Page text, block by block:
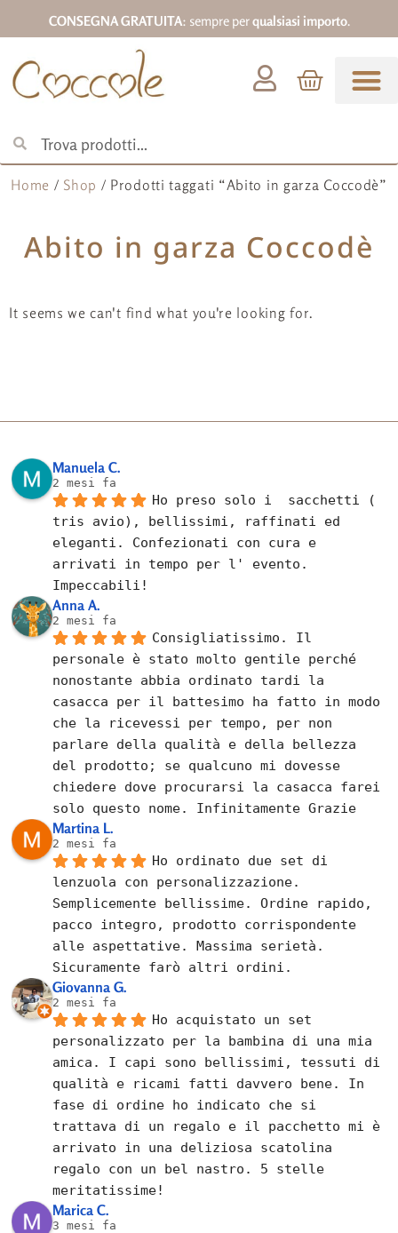
CONSEGNA GRATUITA: sempre perqualsiasi importo.
Home / Shop / Prodotti taggati “Abito in garza Coccodè”
Abito in garza Coccodè
It seems we can't find what you're looking for.
Manuela C.
2 mesi fa
Ho preso solo i  sacchetti (
tris avio), bellissimi, raffinati ed
eleganti. Confezionati con cura e
arrivati in tempo per l' evento.
Impeccabili!
Anna A.
2 mesi fa
Consigliatissimo. Il
personale è stato molto gentile perché
nonostante abbia ordinato tardi la
casacca per il battesimo ha fatto in modo
che la ricevessi per tempo, per non
parlare della qualità e della bellezza
del prodotto; se qualcuno mi dovesse
chiedere dove procurarsi la casacca farei
solo questo nome. Infinitamente Grazie
Martina L.
2 mesi fa
Ho ordinato due set di
lenzuola con personalizzazione.
Semplicemente bellissime. Ordine rapido,
pacco integro, prodotto corrispondente
alle aspettative. Massima serietà.
Sicuramente farò altri ordini.
Giovanna G.
2 mesi fa
Ho acquistato un set
personalizzato per la bambina di una mia
amica. I capi sono bellissimi, tessuti di
qualità e ricami fatti davvero bene. In
fase di ordine ho indicato che si
trattava di un regalo e il pacchetto mi è
arrivato in una deliziosa scatolina
regalo con un bel nastro. 5 stelle
meritatissime!
Marica C.
3 mesi fa